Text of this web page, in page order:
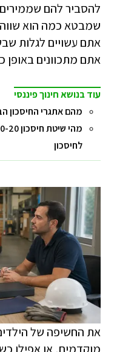
להסביר להם
שמבטא כמה הוא
אתם עשויים לגלות
אתם מתכוונים באופן
עוד בנושא חינוך פיננסי
מהם אתגרי החיסכון
לחיסכון
את החשיפה של